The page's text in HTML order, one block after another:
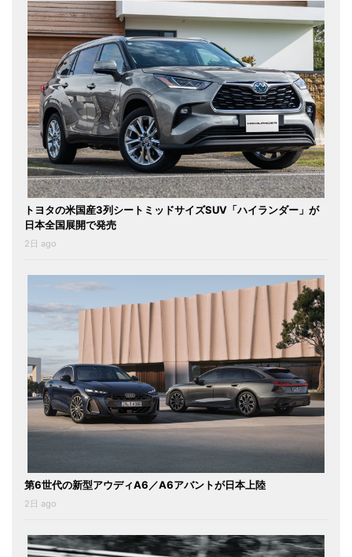
トヨタの米国産3列シートミッドサイズSUV「ハイランダー」が
日本全国展開で発売
2日 ago
第6世代の新型アウディA6／A6アバントが日本上陸
2日 ago